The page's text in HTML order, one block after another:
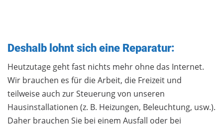
Deshalb lohnt sich eine Reparatur:
Heutzutage geht fast nichts mehr ohne das Internet.
Wir brauchen es für die Arbeit, die Freizeit und
teilweise auch zur Steuerung von unseren
Hausinstallationen (z. B. Heizungen, Beleuchtung, usw.).
Daher brauchen Sie bei einem Ausfall oder bei